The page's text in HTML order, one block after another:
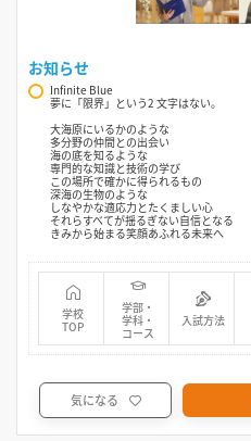
お知らせ
Infinite Blue
夢に「限界」という2 文字はない。
大海原にいるかのような
多分野の仲間との出会い
海の底を知るような
専門的な知識と技術の学び
この場所で確かに得られるもの
深海の生物のような
しなやかな適応力とたくましい心
それらすべてが揺るぎない自信となる
きみから始まる笑顔あふれる未来へ
学校
TOP
学部・
学科・
コース
入試方法
気になる